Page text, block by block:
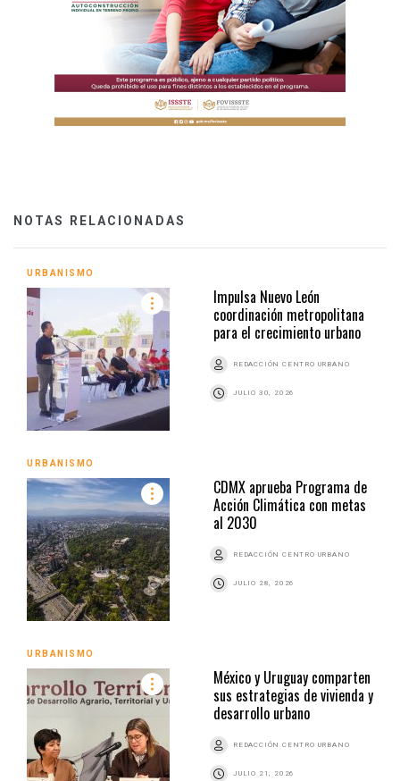
NOTAS RELACIONADAS
URBANISMO
Impulsa Nuevo León
coordinación metropolitana
para el crecimiento urbano
REDACCIÓN CENTRO URBANO
JULIO 30, 2026
URBANISMO
CDMX aprueba Programa de
Acción Climática con metas
al 2030
REDACCIÓN CENTRO URBANO
JULIO 28, 2026
URBANISMO
México y Uruguay comparten
sus estrategias de vivienda y
desarrollo urbano
REDACCIÓN CENTRO URBANO
JULIO 21, 2026